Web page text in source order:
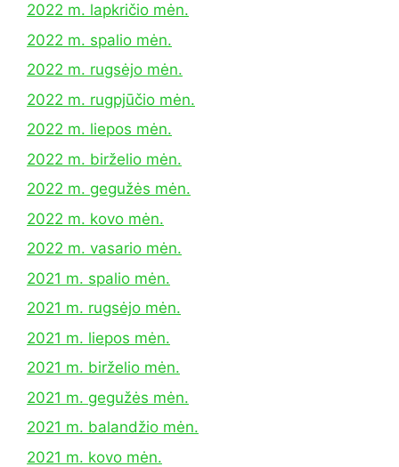
2022 m. lapkričio mėn.
2022 m. spalio mėn.
2022 m. rugsėjo mėn.
2022 m. rugpjūčio mėn.
2022 m. liepos mėn.
2022 m. birželio mėn.
2022 m. gegužės mėn.
2022 m. kovo mėn.
2022 m. vasario mėn.
2021 m. spalio mėn.
2021 m. rugsėjo mėn.
2021 m. liepos mėn.
2021 m. birželio mėn.
2021 m. gegužės mėn.
2021 m. balandžio mėn.
2021 m. kovo mėn.